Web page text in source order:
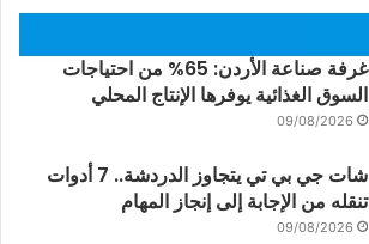
غرفة صناعة الأردن: 65% من احتياجات
السوق الغذائية يوفرها الإنتاج المحلي
09/08/2026
شات جي بي تي يتجاوز الدردشة.. 7 أدوات
تنقله من الإجابة إلى إنجاز المهام
09/08/2026